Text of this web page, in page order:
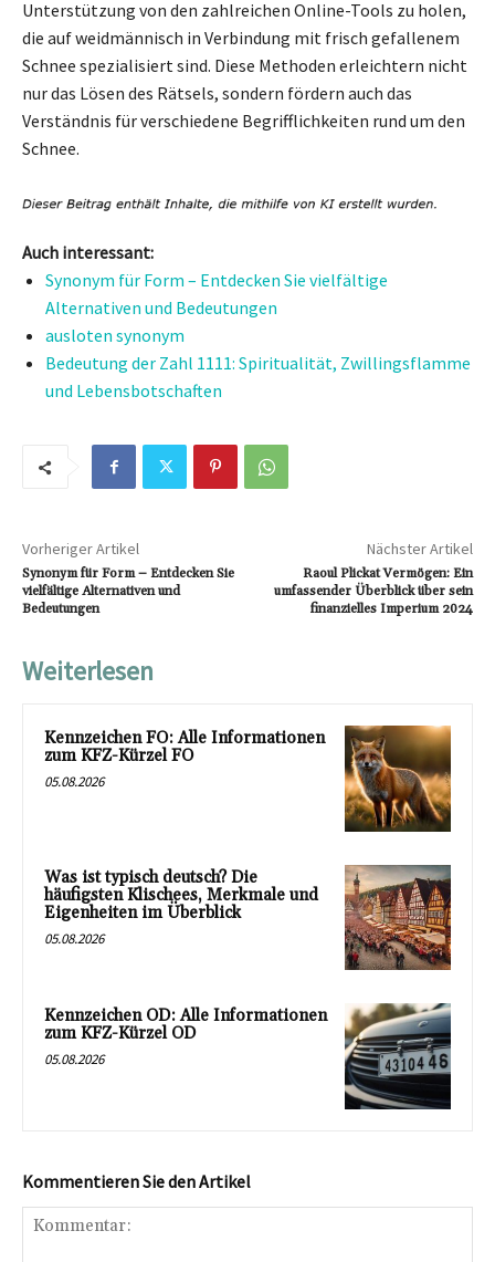
Unterstützung von den zahlreichen Online-Tools zu holen,
die auf weidmännisch in Verbindung mit frisch gefallenem
Schnee spezialisiert sind. Diese Methoden erleichtern nicht
nur das Lösen des Rätsels, sondern fördern auch das
Verständnis für verschiedene Begrifflichkeiten rund um den
Schnee.
Auch interessant:
Synonym für Form – Entdecken Sie vielfältige
Alternativen und Bedeutungen
ausloten synonym
Bedeutung der Zahl 1111: Spiritualität, Zwillingsflamme
und Lebensbotschaften
Vorheriger Artikel
Synonym für Form – Entdecken Sie
vielfältige Alternativen und
Bedeutungen
Nächster Artikel
Raoul Plickat Vermögen: Ein
umfassender Überblick über sein
finanzielles Imperium 2024
Weiterlesen
Kennzeichen FO: Alle Informationen
zum KFZ-Kürzel FO
05.08.2026
Was ist typisch deutsch? Die
häufigsten Klischees, Merkmale und
Eigenheiten im Überblick
05.08.2026
Kennzeichen OD: Alle Informationen
zum KFZ-Kürzel OD
05.08.2026
Kommentieren Sie den Artikel